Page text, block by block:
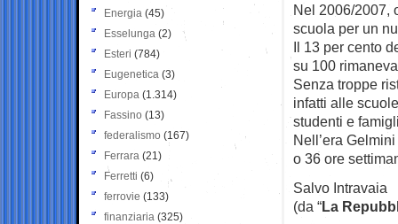
Nel 2006/2007,
scuola per un
Il 13 per cento
su 100
Senza troppe
infatti alle
studenti e
Nell’era
o 36 ore
Salvo Intravaia
(da “La
Energia (45)
Esselunga (2)
Esteri (784)
Eugenetica (3)
Europa (1.314)
Fassino (13)
federalismo (167)
Ferrara (21)
Ferretti (6)
ferrovie (133)
finanziaria (325)